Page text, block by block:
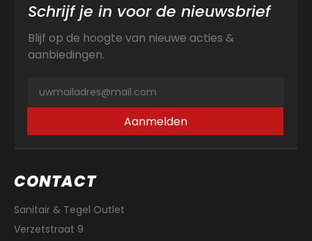
Schrijf je in voor de nieuwsbrief
Blijf op de hoogte van nieuwe acties &
aanbiedingen.
Aanmelden
CONTACT
Sanitair & Tegel Outlet
Verzetstraat 9